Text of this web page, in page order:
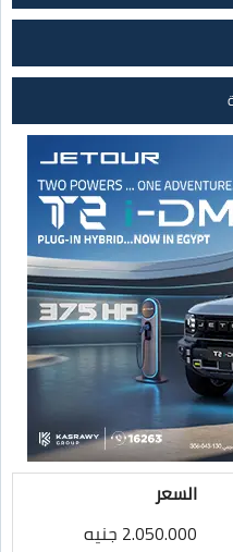
السعر
2.050.000 جنيه